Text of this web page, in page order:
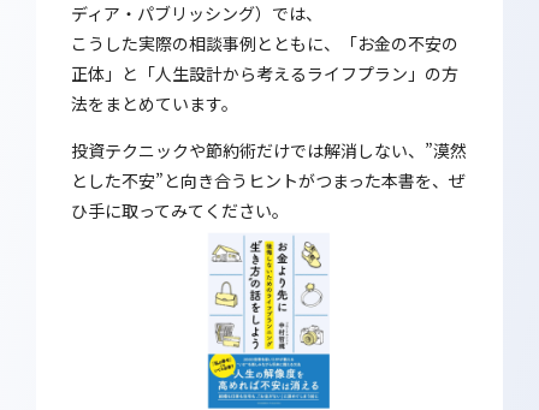
ディア・パブリッシング）では、
こうした実際の相談事例とともに、「お金の不安の
正体」と「人生設計から考えるライフプラン」の方
法をまとめています。
投資テクニックや節約術だけでは解消しない、”漠然
とした不安”と向き合うヒントがつまった本書を、ぜ
ひ手に取ってみてください。